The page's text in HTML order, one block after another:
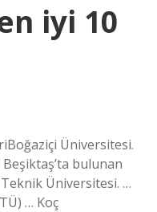
iyi 10
Üniversitesi.
bulunan
Üniversitesi. …
… Koç